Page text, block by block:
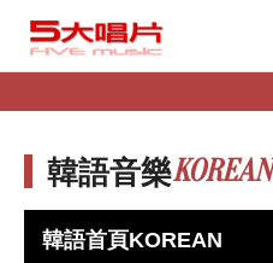
韓語音樂KOREAN
韓語首頁KOREAN